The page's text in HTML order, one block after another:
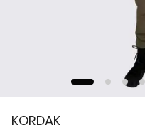
KORDAK